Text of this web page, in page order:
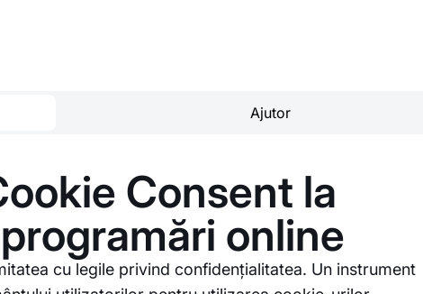
Ajutor
Consent la
online
cu legile privind confidențialitatea. Un instrument